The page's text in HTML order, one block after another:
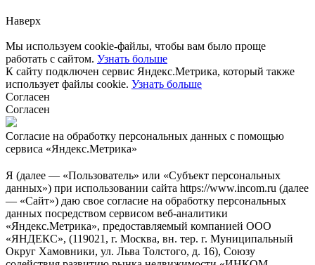
Наверх
Мы используем cookie-файлы, чтобы вам было проще
работать с сайтом. Узнать больше
К сайту подключен сервис Яндекс.Метрика, который также
использует файлы cookie. Узнать больше
Согласен
Согласен
Согласие на обработку персональных данных с помощью
сервиса «Яндекс.Метрика»
Я (далее — «Пользователь» или «Субъект персональных
данных») при использовании сайта https://www.incom.ru (далее
— «Сайт») даю свое согласие на обработку персональных
данных посредством сервисом веб-аналитики
«Яндекс.Метрика», предоставляемый компанией ООО
«ЯНДЕКС», (119021, г. Москва, вн. тер. г. Муниципальный
Округ Хамовники, ул. Льва Толстого, д. 16), Союзу